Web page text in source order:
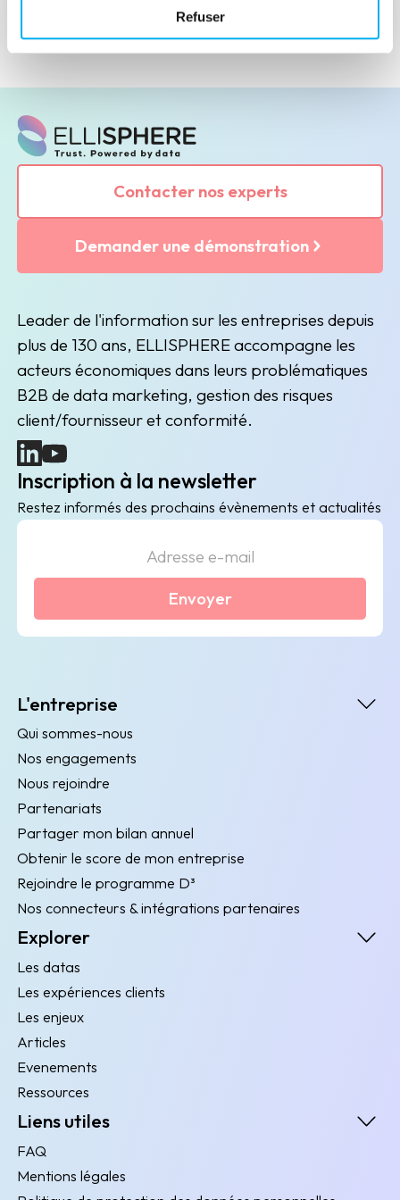
Refuser
Contacter nos experts
Demander une démonstration
Leader de l'information sur les entreprises depuis
plus de 130 ans, ELLISPHERE accompagne les
acteurs économiques dans leurs problématiques
B2B de data marketing, gestion des risques
client/fournisseur et conformité.
(nouvelle fenêtre)
(nouvelle fenêtre)
Inscription à la newsletter
Restez informés des prochains évènements et actualités
Envoyer
L'entreprise
Qui sommes-nous
Nos engagements
Nous rejoindre
Partenariats
Partager mon bilan annuel
Obtenir le score de mon entreprise
Rejoindre le programme D³
Nos connecteurs & intégrations partenaires
Explorer
Les datas
Les expériences clients
Les enjeux
Articles
Evenements
Ressources
Liens utiles
FAQ
Mentions légales